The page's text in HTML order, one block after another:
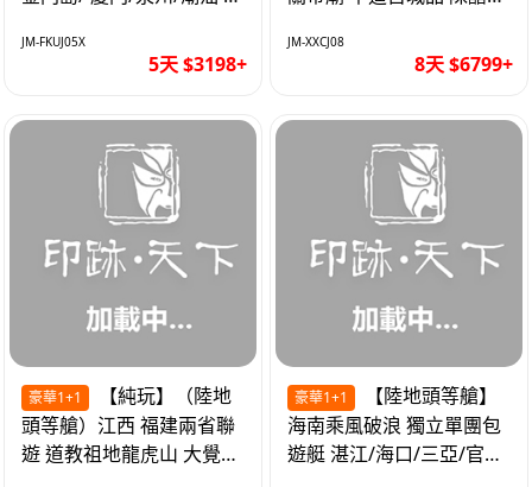
JM-FKUJ05X
5天 $3198+
JM-XXCJ08
8天 $6799+
豪華1+1
頭等艙）江西 福建兩省聯
遊 道教祖地龍虎山 大覺山
豪華1+1
海南乘風破浪 獨立單團包
遊艇 湛江/海口/三亞/官塘/